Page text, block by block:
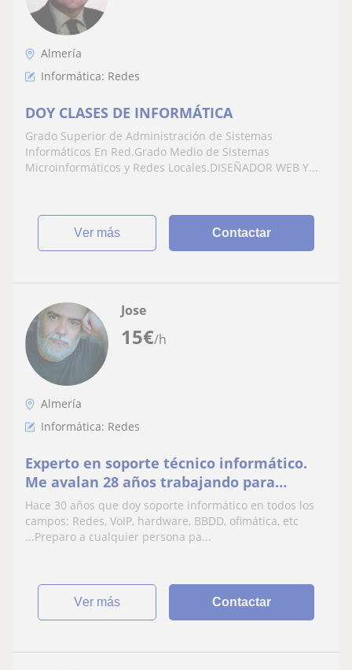
Almería
Informática: Redes
DOY CLASES DE INFORMÁTICA
Grado Superior de Administración de Sistemas
Informáticos En Red.Grado Medio de Sistemas
Microinformáticos y Redes Locales.DISEÑADOR WEB Y...
ver más Contactar
15€/h
Jose
Almería
Informática: Redes
Experto en soporte técnico informático.
Me avalan 28 años trabajando para
entornos críticos en la administración
pública
Hace 30 años que doy soporte informático en todos los
campos: Redes, VoIP, hardware, BBDD, ofimática, etc
...Preparo a cualquier persona pa...
ver más Contactar